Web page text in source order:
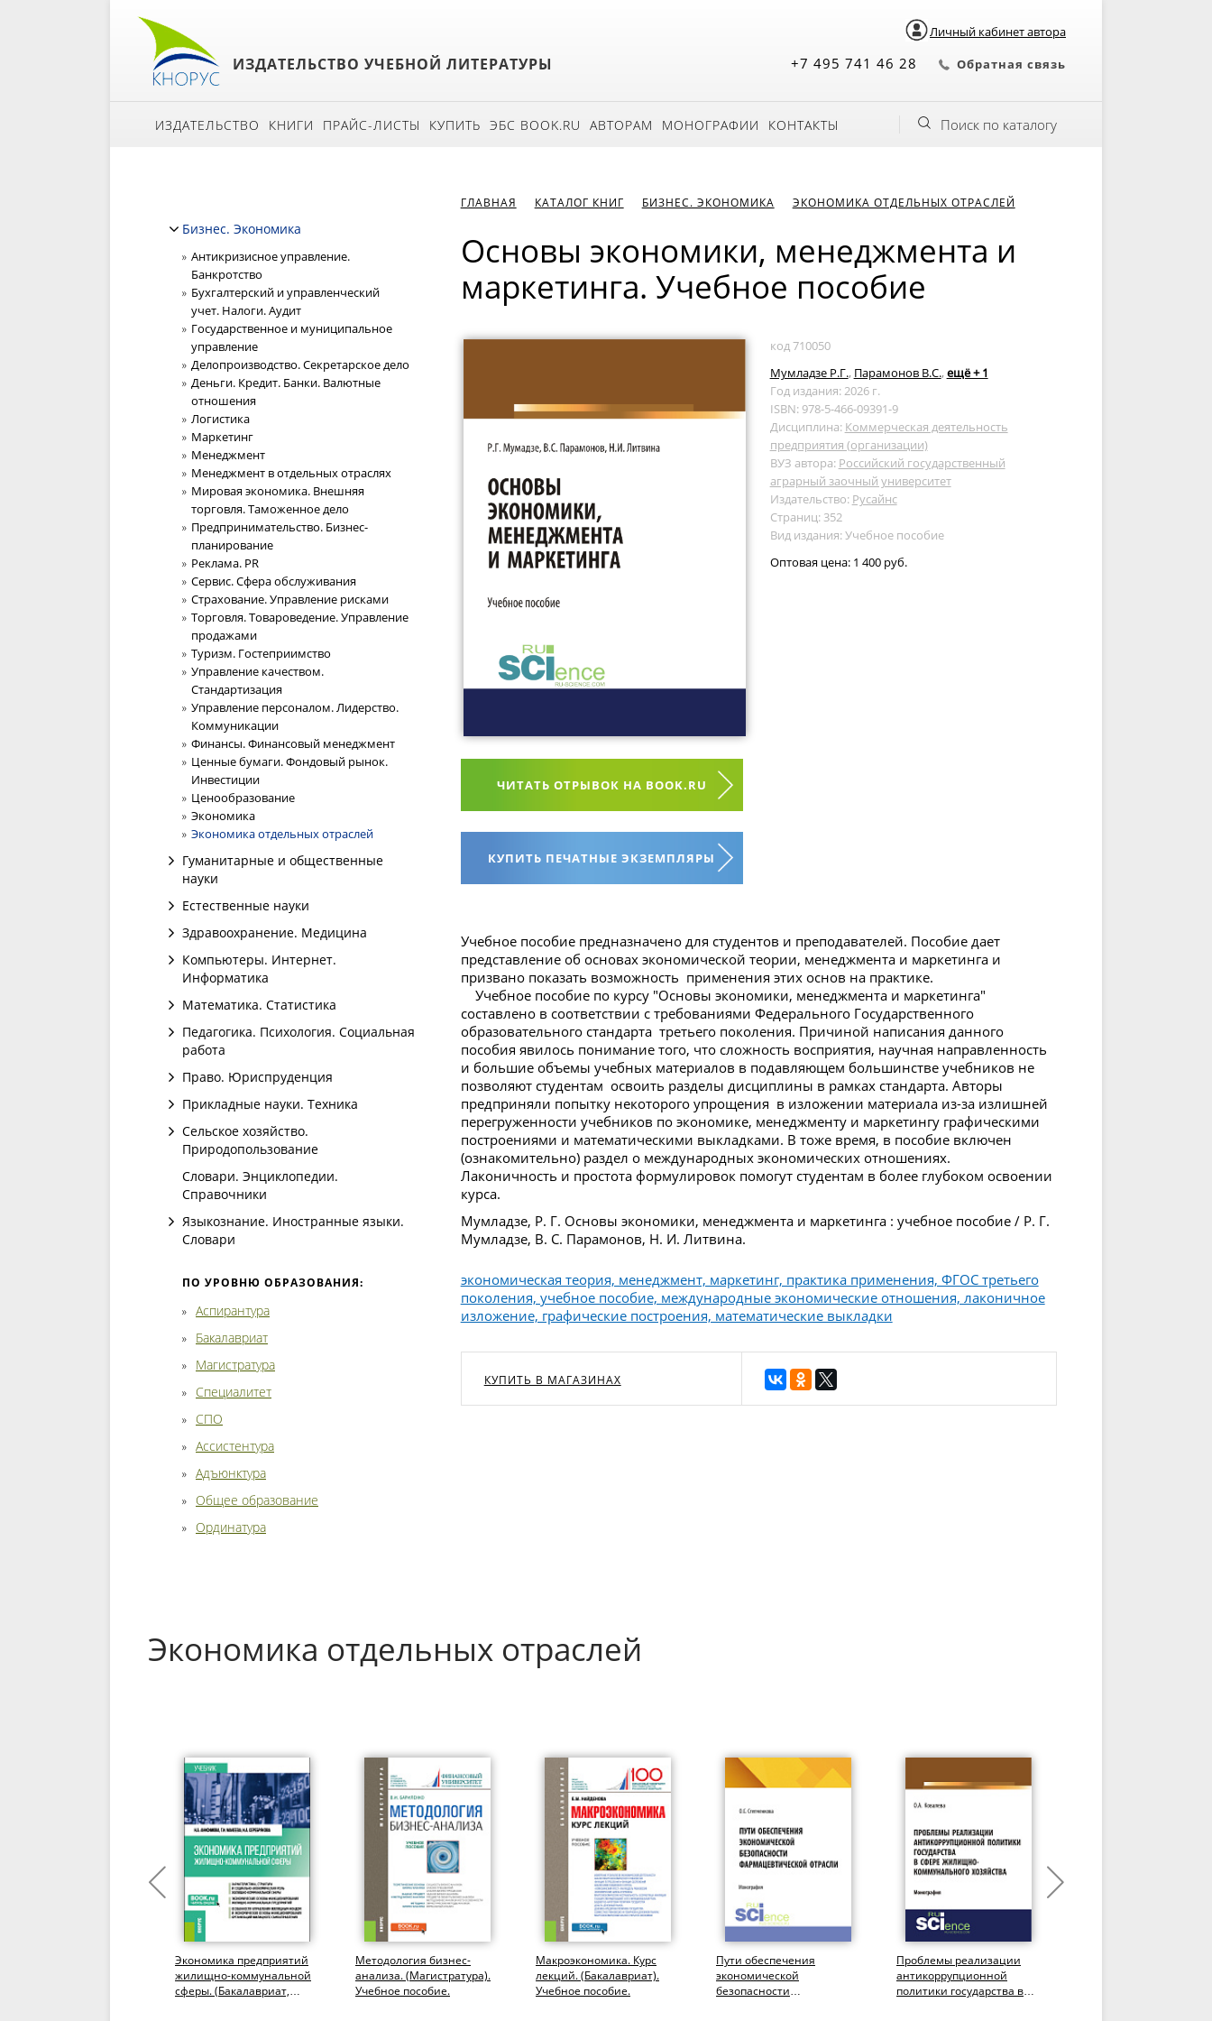
Личный кабинет автора
ИЗДАТЕЛЬСТВО УЧЕБНОЙ ЛИТЕРАТУРЫ +7 495 741 46 28 Обратная связь
ИЗДАТЕЛЬСТВО КНИГИ ПРАЙС-ЛИСТЫ КУПИТЬ ЭБС BOOK.RU АВТОРАМ МОНОГРАФИИ КОНТАКТЫ Поиск по каталогу
Бизнес. Экономика
Антикризисное управление.
Банкротство
Бухгалтерский и управленческий
учет. Налоги. Аудит
Государственное и муниципальное
управление
Делопроизводство. Секретарское дело
Деньги. Кредит. Банки. Валютные
отношения
Логистика
Маркетинг
Менеджмент
Менеджмент в отдельных отраслях
Мировая экономика. Внешняя
торговля. Таможенное дело
Предпринимательство. Бизнес-
планирование
Реклама. PR
Сервис. Сфера обслуживания
Страхование. Управление рисками
Торговля. Товароведение. Управление
продажами
Туризм. Гостеприимство
Управление качеством.
Стандартизация
Управление персоналом. Лидерство.
Коммуникации
Финансы. Финансовый менеджмент
Ценные бумаги. Фондовый рынок.
Инвестиции
Ценообразование
Экономика
Экономика отдельных отраслей
Гуманитарные и общественные
науки
Естественные науки
Здравоохранение. Медицина
Компьютеры. Интернет.
Информатика
Математика. Статистика
Педагогика. Психология. Социальная
работа
Право. Юриспруденция
Прикладные науки. Техника
Сельское хозяйство.
Природопользование
Словари. Энциклопедии.
Справочники
Языкознание. Иностранные языки.
Словари
ПО УРОВНЮ ОБРАЗОВАНИЯ:
Аспирантура
Бакалавриат
Магистратура
Специалитет
СПО
Ассистентура
Адъюнктура
Общее образование
Ординатура
ГЛАВНАЯ КАТАЛОГ КНИГ БИЗНЕС. ЭКОНОМИКА ЭКОНОМИКА ОТДЕЛЬНЫХ ОТРАСЛЕЙ
Основы экономики, менеджмента и
маркетинга. Учебное пособие
ЧИТАТЬ ОТРЫВОК НА BOOK.RU
КУПИТЬ ПЕЧАТНЫЕ ЭКЗЕМПЛЯРЫ
код 710050
Мумладзе Р.Г., Парамонов В.С., ещё + 1
Год издания: 2026 г.
ISBN: 978-5-466-09391-9
Дисциплина: Коммерческая деятельность
предприятия (организации)
ВУЗ автора: Российский государственный
аграрный заочный университет
Издательство: Русайнс
Страниц: 352
Вид издания: Учебное пособие
Оптовая цена: 1 400 руб.
Учебное пособие предназначено для студентов и преподавателей. Пособие дает
представление об основах экономической теории, менеджмента и маркетинга и
призвано показать возможность применения этих основ на практике.
Учебное пособие по курсу "Основы экономики, менеджмента и маркетинга"
составлено в соответствии с требованиями Федерального Государственного
образовательного стандарта третьего поколения. Причиной написания данного
пособия явилось понимание того, что сложность восприятия, научная направленность
и большие объемы учебных материалов в подавляющем большинстве учебников не
позволяют студентам освоить разделы дисциплины в рамках стандарта. Авторы
предприняли попытку некоторого упрощения в изложении материала из-за излишней
перегруженности учебников по экономике, менеджменту и маркетингу графическими
построениями и математическими выкладками. В тоже время, в пособие включен
(ознакомительно) раздел о международных экономических отношениях.
Лаконичность и простота формулировок помогут студентам в более глубоком освоении
курса.
Мумладзе, Р. Г. Основы экономики, менеджмента и маркетинга : учебное пособие / Р. Г.
Мумладзе, В. С. Парамонов, Н. И. Литвина.
экономическая теория, менеджмент, маркетинг, практика применения, ФГОС третьего
поколения, учебное пособие, международные экономические отношения, лаконичное
изложение, графические построения, математические выкладки
КУПИТЬ В МАГАЗИНАХ
Экономика отдельных отраслей
Экономика предприятий
жилищно-коммунальной
сферы. (Бакалавриат,
Методология бизнес-
анализа. (Магистратура).
Учебное пособие.
Макроэкономика. Курс
лекций. (Бакалавриат).
Учебное пособие.
Пути обеспечения
экономической
безопасности
Проблемы реализации
антикоррупционной
политики государства в